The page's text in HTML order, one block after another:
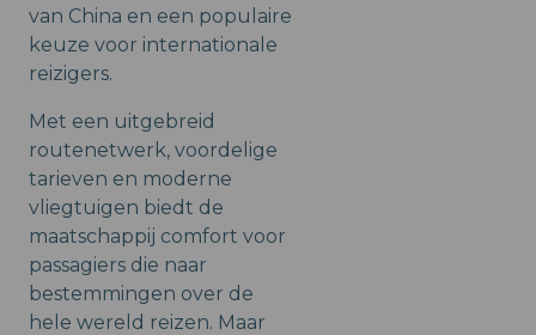
van China en een populaire
keuze voor internationale
reizigers.
Met een uitgebreid
routenetwerk, voordelige
tarieven en moderne
vliegtuigen biedt de
maatschappij comfort voor
passagiers die naar
bestemmingen over de
hele wereld reizen. Maar